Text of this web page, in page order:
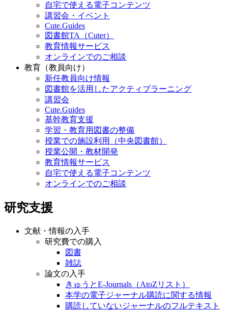
自宅で使える電子コンテンツ
講習会・イベント
Cute.Guides
図書館TA（Cuter）
教育情報サービス
オンラインでのご相談
教育（教員向け）
新任教員向け情報
図書館を活用したアクティブラーニング
講習会
Cute.Guides
基幹教育支援
学習・教育用図書の整備
授業での施設利用（中央図書館）
授業公開・教材開発
教育情報サービス
自宅で使える電子コンテンツ
オンラインでのご相談
研究支援
文献・情報の入手
研究費での購入
図書
雑誌
論文の入手
きゅうとE-Journals（AtoZリスト）
本学の電子ジャーナル購読に関する情報
購読していないジャーナルのフルテキスト